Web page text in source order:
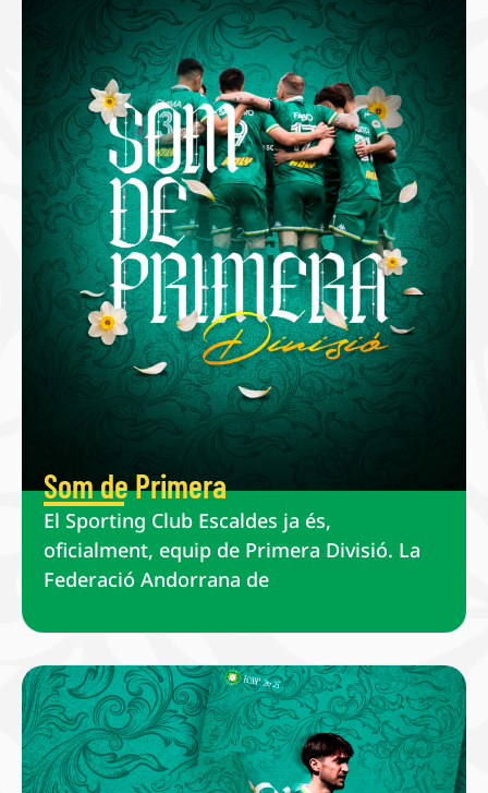
Som de Primera
El Sporting Club Escaldes ja és,
oficialment, equip de Primera Divisió. La
Federació Andorrana de